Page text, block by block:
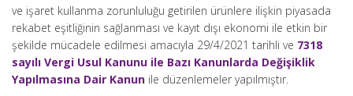
ve işaret kullanma zorunluluğu getirilen ürünlere ilişkin piyasada
rekabet eşitliğinin sağlanması ve kayıt dışı ekonomi ile etkin bir
şekilde mücadele edilmesi amacıyla 29/4/2021 tarihli ve 7318
sayılı Vergi Usul Kanunu ile Bazı Kanunlarda Değişiklik
Yapılmasına Dair Kanun ile düzenlemeler yapılmıştır.